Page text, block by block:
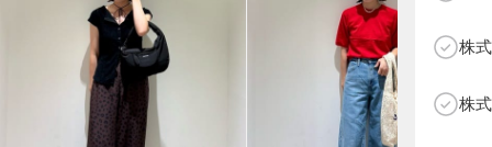
株
株